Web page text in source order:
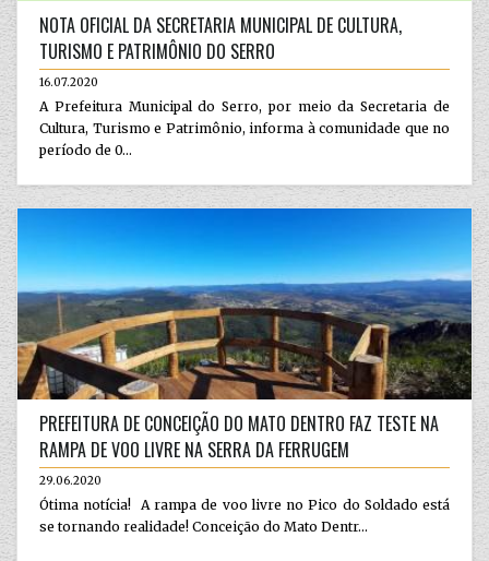
NOTA OFICIAL DA SECRETARIA MUNICIPAL DE CULTURA,
TURISMO E PATRIMÔNIO DO SERRO
16.07.2020
A Prefeitura Municipal do Serro, por meio da Secretaria de
Cultura, Turismo e Patrimônio, informa à comunidade que no
período de 0...
PREFEITURA DE CONCEIÇÃO DO MATO DENTRO FAZ TESTE NA
RAMPA DE VOO LIVRE NA SERRA DA FERRUGEM
29.06.2020
Ótima notícia! A rampa de voo livre no Pico do Soldado está
se tornando realidade! Conceição do Mato Dentr...